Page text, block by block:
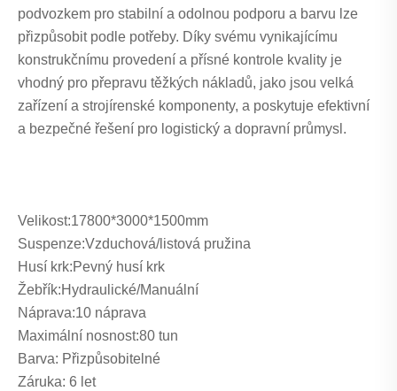
podvozkem pro stabilní a odolnou podporu a barvu lze
přizpůsobit podle potřeby. Díky svému vynikajícímu
konstrukčnímu provedení a přísné kontrole kvality je
vhodný pro přepravu těžkých nákladů, jako jsou velká
zařízení a strojírenské komponenty, a poskytuje efektivní
a bezpečné řešení pro logistický a dopravní průmysl.
Velikost:17800*3000*1500mm
Suspenze:Vzduchová/listová pružina
Husí krk:Pevný husí krk
Žebřík:Hydraulické/Manuální
Náprava:10 náprava
Maximální nosnost:80 tun
Barva: Přizpůsobitelné
Záruka: 6 let